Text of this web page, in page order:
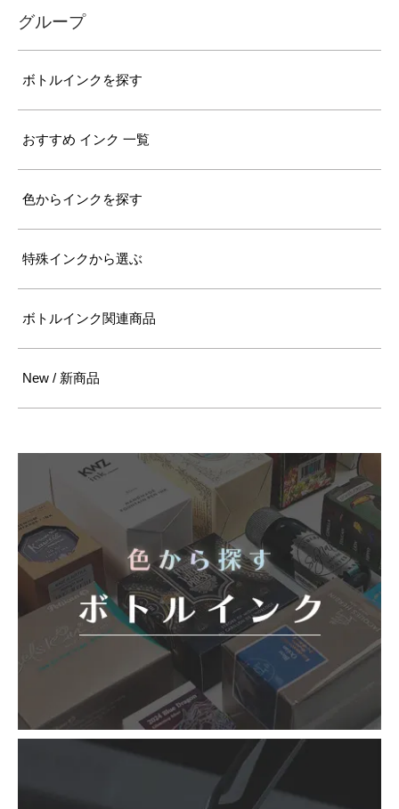
グループ
ボトルインクを探す
おすすめ インク 一覧
色からインクを探す
特殊インクから選ぶ
ボトルインク関連商品
New / 新商品